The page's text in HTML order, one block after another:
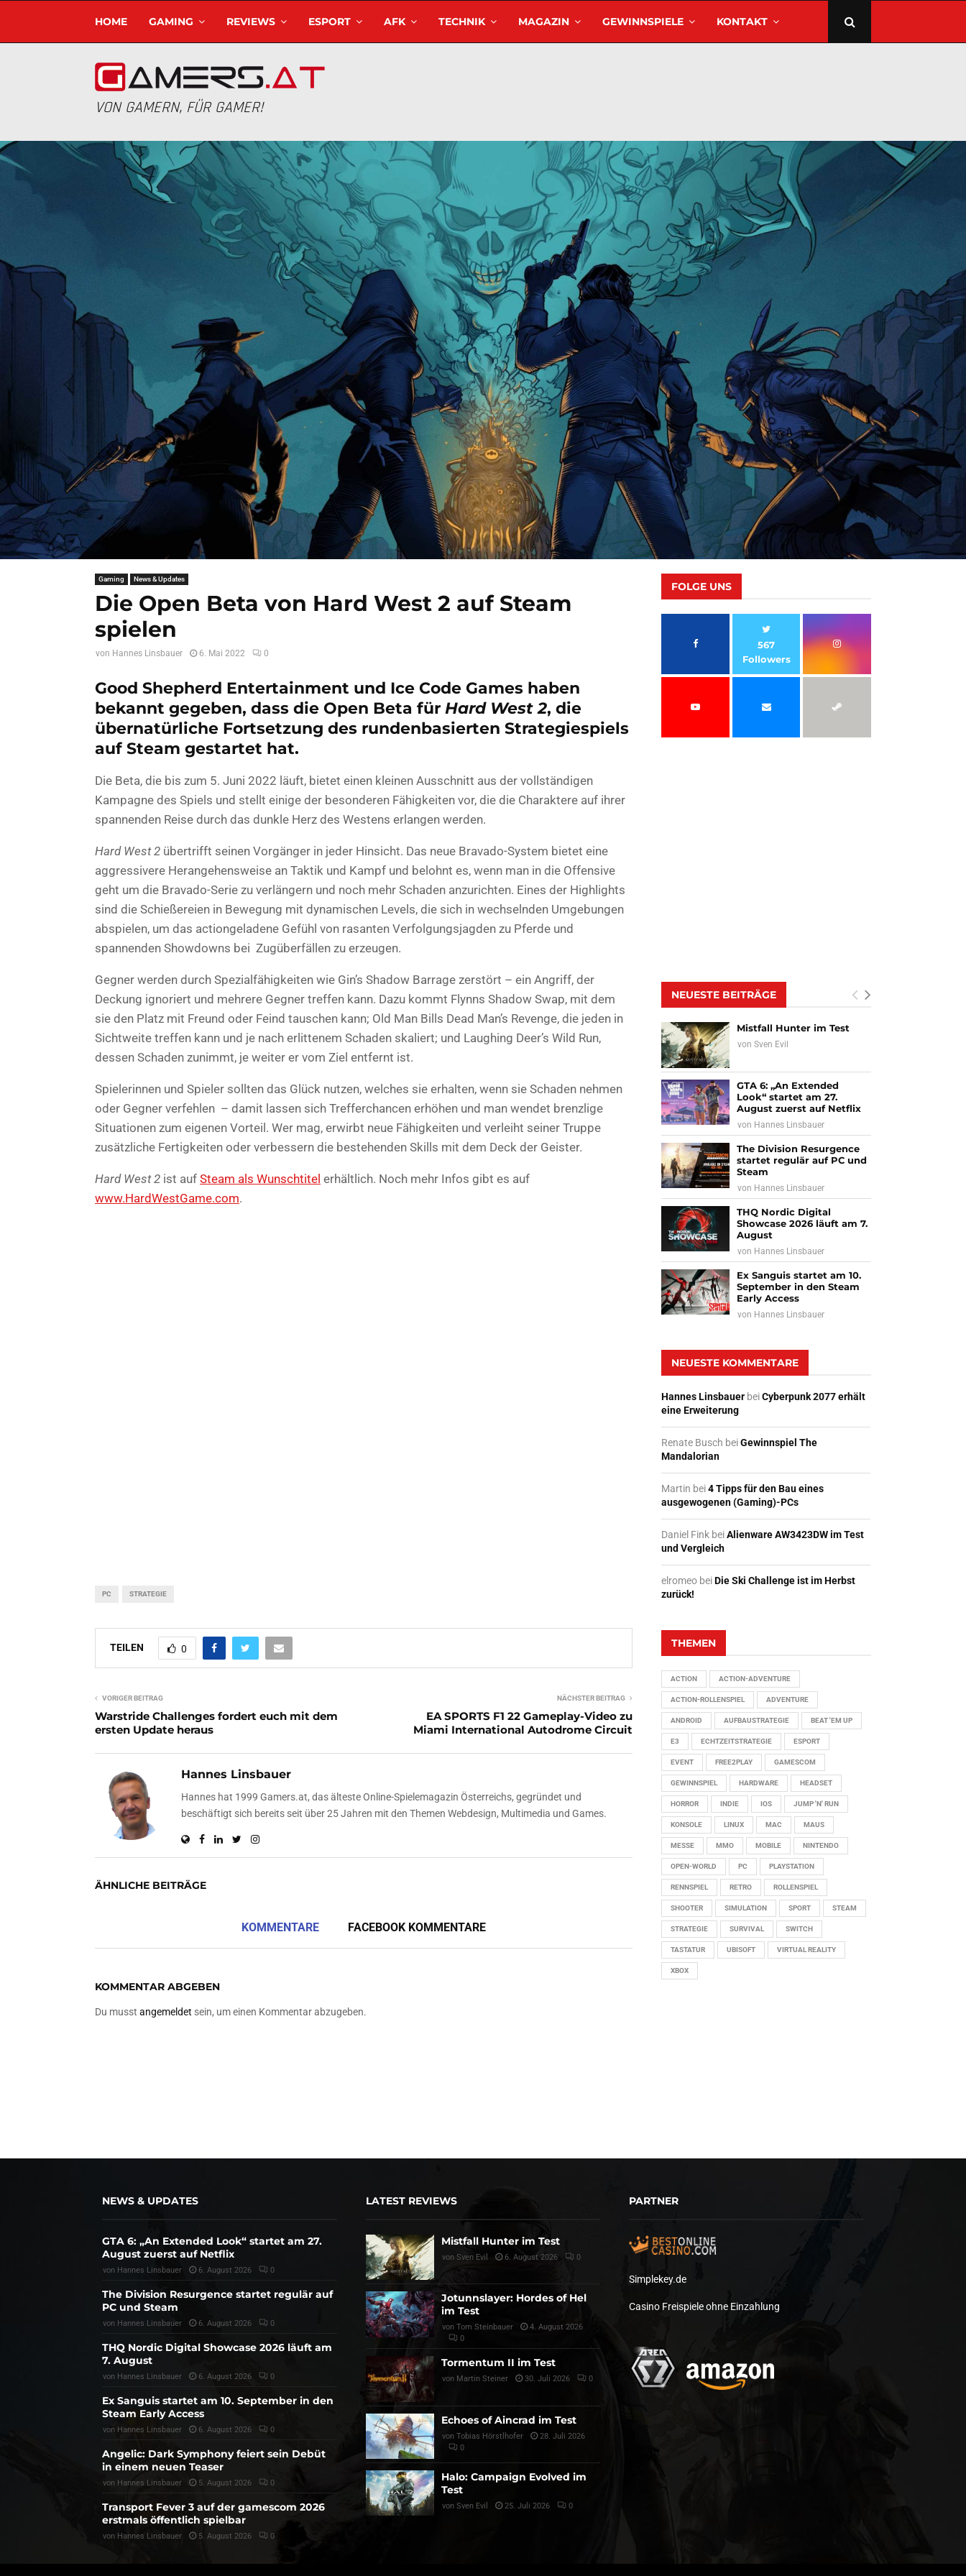
HOME GAMING REVIEWS ESPORT AFK TECHNIK MAGAZIN GEWINNSPIELE KONTAKT
VON GAMERN, FÜR GAMER!
Gaming News & Updates
Die Open Beta von Hard West 2 auf Steam
spielen
von Hannes Linsbauer 6. Mai 2022 0
Good Shepherd Entertainment und Ice Code Games haben
bekannt gegeben, dass die Open Beta für Hard West 2, die
übernatürliche Fortsetzung des rundenbasierten Strategiespiels
auf Steam gestartet hat.
Die Beta, die bis zum 5. Juni 2022 läuft, bietet einen kleinen Ausschnitt aus der vollständigen
Kampagne des Spiels und stellt einige der besonderen Fähigkeiten vor, die die Charaktere auf ihrer
spannenden Reise durch das dunkle Herz des Westens erlangen werden.
Hard West 2 übertrifft seinen Vorgänger in jeder Hinsicht. Das neue Bravado-System bietet eine
aggressivere Herangehensweise an Taktik und Kampf und belohnt es, wenn man in die Offensive
geht um die Bravado-Serie zu verlängern und noch mehr Schaden anzurichten. Eines der Highlights
sind die Schießereien in Bewegung mit dynamischen Levels, die sich in wechselnden Umgebungen
abspielen, um das actiongeladene Gefühl von rasanten Verfolgungsjagden zu Pferde und
spannenden Showdowns bei Zugüberfällen zu erzeugen.
Gegner werden durch Spezialfähigkeiten wie Gin’s Shadow Barrage zerstört – ein Angriff, der
Deckung ignoriert und mehrere Gegner treffen kann. Dazu kommt Flynns Shadow Swap, mit dem
sie den Platz mit Freund oder Feind tauschen kann; Old Man Bills Dead Man’s Revenge, die jeden in
Sichtweite treffen kann und je nach erlittenem Schaden skaliert; und Laughing Deer’s Wild Run,
dessen Schaden zunimmt, je weiter er vom Ziel entfernt ist.
Spielerinnen und Spieler sollten das Glück nutzen, welches sie erhalten, wenn sie Schaden nehmen
oder Gegner verfehlen – damit lassen sich Trefferchancen erhöhen und man wendet brenzlige
Situationen zum eigenen Vorteil. Wer mag, erwirbt neue Fähigkeiten und verleiht seiner Truppe
zusätzliche Fertigkeiten oder verbessern die bestehenden Skills mit dem Deck der Geister.
Hard West 2 ist auf Steam als Wunschtitel erhältlich. Noch mehr Infos gibt es auf
www.HardWestGame.com.
PC STRATEGIE
TEILEN 0
VORIGER BEITRAG
Warstride Challenges fordert euch mit dem
ersten Update heraus
NÄCHSTER BEITRAG
EA SPORTS F1 22 Gameplay-Video zu
Miami International Autodrome Circuit
Hannes Linsbauer
Hannes hat 1999 Gamers.at, das älteste Online-Spielemagazin Österreichs, gegründet und
beschäftigt sich bereits seit über 25 Jahren mit den Themen Webdesign, Multimedia und Games.
ÄHNLICHE BEITRÄGE
KOMMENTARE FACEBOOK KOMMENTARE
KOMMENTAR ABGEBEN
Du musst angemeldet sein, um einen Kommentar abzugeben.
FOLGE UNS
567
Followers
NEUESTE BEITRÄGE
Mistfall Hunter im Test
vonSven Evil
GTA 6: „An Extended
Look“ startet am 27.
August zuerst auf Netflix
von Hannes Linsbauer
The Division Resurgence
startet regulär auf PC und
Steam
von Hannes Linsbauer
THQ Nordic Digital
Showcase 2026 läuft am 7.
August
von Hannes Linsbauer
Ex Sanguis startet am 10.
September in den Steam
Early Access
von Hannes Linsbauer
NEUESTE KOMMENTARE
Hannes Linsbauer beiCyberpunk 2077 erhält
eine Erweiterung
Renate Busch beiGewinnspiel The
Mandalorian
Martin bei4 Tipps für den Bau eines
ausgewogenen (Gaming)-PCs
Daniel Fink beiAlienware AW3423DW im Test
und Vergleich
elromeo beiDie Ski Challenge ist im Herbst
zurück!
THEMEN
ACTION ACTION-ADVENTURE
ACTION-ROLLENSPIEL ADVENTURE
ANDROID AUFBAUSTRATEGIE BEAT 'EM UP
E3 ECHTZEITSTRATEGIE ESPORT
EVENT FREE2PLAY GAMESCOM
GEWINNSPIEL HARDWARE HEADSET
HORROR INDIE IOS JUMP 'N' RUN
KONSOLE LINUX MAC MAUS
MESSE MMO MOBILE NINTENDO
OPEN-WORLD PC PLAYSTATION
RENNSPIEL RETRO ROLLENSPIEL
SHOOTER SIMULATION SPORT STEAM
STRATEGIE SURVIVAL SWITCH
TASTATUR UBISOFT VIRTUAL REALITY
XBOX
NEWS & UPDATES
GTA 6: „An Extended Look“ startet am 27.
August zuerst auf Netflix
von Hannes Linsbauer 6. August 2026 0
The Division Resurgence startet regulär auf
PC und Steam
von Hannes Linsbauer 6. August 2026 0
THQ Nordic Digital Showcase 2026 läuft am
7. August
von Hannes Linsbauer 6. August 2026 0
Ex Sanguis startet am 10. September in den
Steam Early Access
von Hannes Linsbauer 6. August 2026 0
Angelic: Dark Symphony feiert sein Debüt
in einem neuen Teaser
von Hannes Linsbauer 5. August 2026 0
Transport Fever 3 auf der gamescom 2026
erstmals öffentlich spielbar
von Hannes Linsbauer 5. August 2026 0
LATEST REVIEWS
Mistfall Hunter im Test
von Sven Evil 6. August 2026 0
Jotunnslayer: Hordes of Hel
im Test
von Tom Steinbauer
4. August 2026
0
Tormentum II im Test
von Martin Steiner 30. Juli 2026 0
Echoes of Aincrad im Test
von Tobias Hörstlhofer
28. Juli 2026
0
Halo: Campaign Evolved im
Test
von Sven Evil 25. Juli 2026 0
PARTNER
Simplekey.de
Casino Freispiele ohne Einzahlung